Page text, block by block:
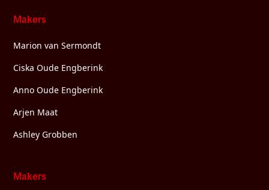
Makers
Marion van Sermondt
Ciska Oude Engberink
Anno Oude Engberink
Arjen Maat
Ashley Grobben
Makers